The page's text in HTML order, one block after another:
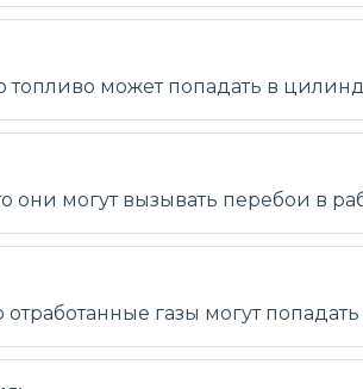
топливо может попадать в
могут вызывать перебои в
газы могут